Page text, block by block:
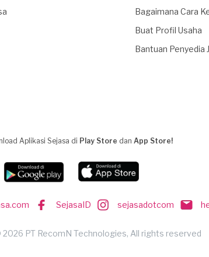
Bagaimana Cara
Buat Profil Usaha
Bantuan Penyedia
Aplikasi Sejasa di Play Store dan App Store!
SejasaID sejasadotcom
PT RecomN Technologies, All rights reserved